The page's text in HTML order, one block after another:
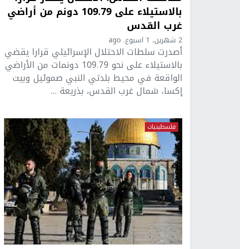
بالاستيلاء على 109.79 دونم من أراضي
غرب القدس
2 شهرين، 1 اسبوع. ago
أصدرت سلطات الاحتلال الإسرائيلي قرارا يقضي
بالاستيلاء على نحو 109.79 دونمات من الأراضي
الواقعة في محيط بلدتي النبي صموئيل وبيت
إكسا، شمال غرب القدس، بذريعة ...
فلسطينيات